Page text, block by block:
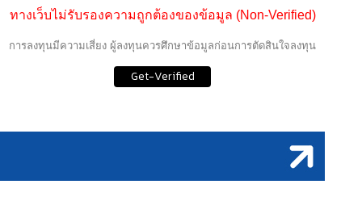
ทางเว็บไม่รับรองความถูกต้องของข้อมูล (Non-Verified)
การลงทุนมีความเสี่ยง ผู้ลงทุนควรศึกษาข้อมูลก่อนการตัดสินใจลงทุน
Get-Verified